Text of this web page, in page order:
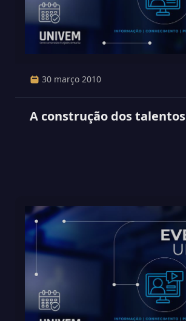
30 março 2010
A construção dos talentos